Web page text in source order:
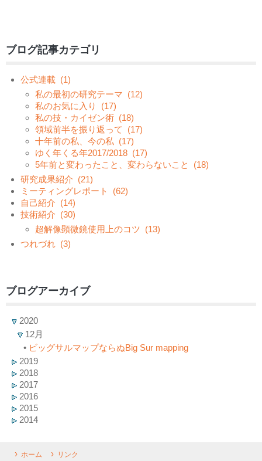
ブログ記事カテゴリ
公式連載 (1)
私の最初の研究テーマ (12)
私のお気に入り
(17)
私の技・カイゼン術 (18)
領域前半を振り返って
(17)
十年前の私、今の私 (17)
ゆく年くる年2017/2018 (17)
5年前と変わったこと、変わらないこと
(18)
研究成果紹介 (21)
ミーティングレポート
(62)
自己紹介 (14)
技術紹介 (30)
超解像顕微鏡使用上のコツ (13)
つれづれ (3)
ブログアーカイブ
2020
12月
• ビッグサルマップならぬBig Sur mapping
2019
2018
2017
2016
2015
2014
ホーム リンク